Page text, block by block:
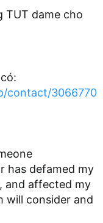
TUT dame cho
contact/3066770
has defamed my
and affected my
will consider and